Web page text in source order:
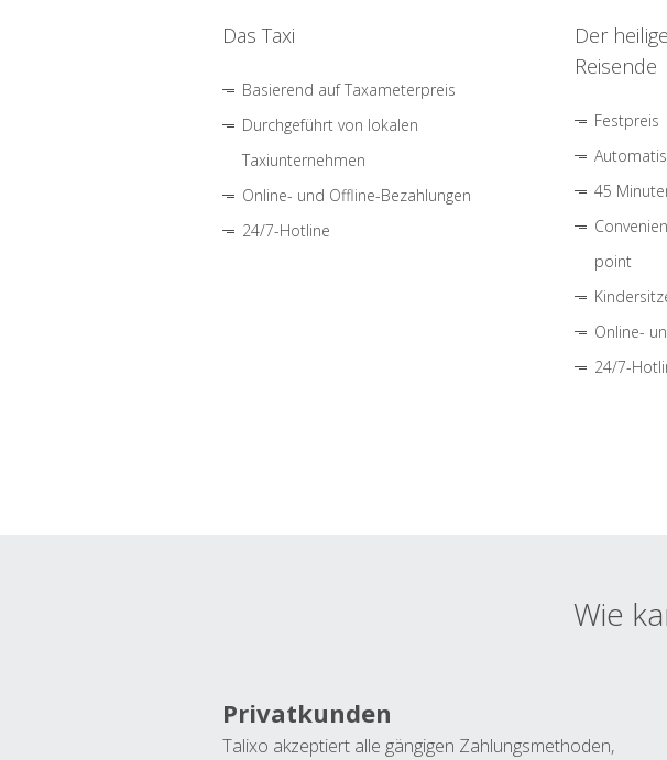
Das Taxi
Basierend auf Taxameterpreis
Durchgeführt von lokalen
Taxiunternehmen
Online- und Offline-Bezahlungen
24/7-Hotline
Der
Reisende
Festpreis
45
point
Online-
24/7-
Wie
Privatkunden
Talixo akzeptiert alle gängigen Zahlungsmethoden,